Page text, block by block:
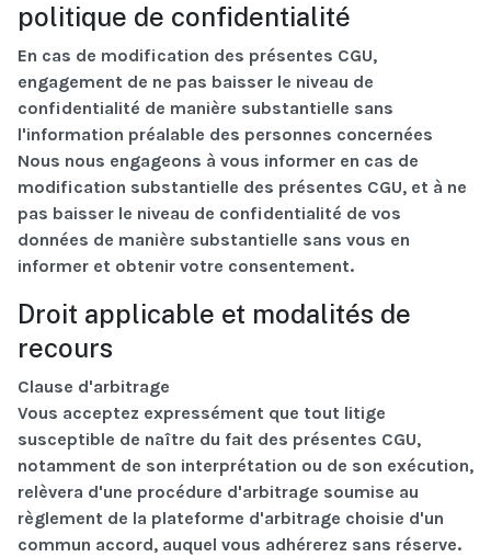
politique de confidentialité
En cas de modification des présentes CGU,
engagement de ne pas baisser le niveau de
confidentialité de manière substantielle sans
l'information préalable des personnes concernées
Nous nous engageons à vous informer en cas de
modification substantielle des présentes CGU, et à ne
pas baisser le niveau de confidentialité de vos
données de manière substantielle sans vous en
informer et obtenir votre consentement.
Droit applicable et modalités de
recours
Clause d'arbitrage
Vous acceptez expressément que tout litige
susceptible de naître du fait des présentes CGU,
notamment de son interprétation ou de son exécution,
relèvera d'une procédure d'arbitrage soumise au
règlement de la plateforme d'arbitrage choisie d'un
commun accord, auquel vous adhérerez sans réserve.